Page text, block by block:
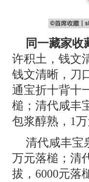
同一藏家收
许积土，钱文
钱文清晰，刀
通宝折十背十
槌；清代咸丰
包浆醇熟，1万
清代咸丰宝
万元落槌；清
拔，6000元落